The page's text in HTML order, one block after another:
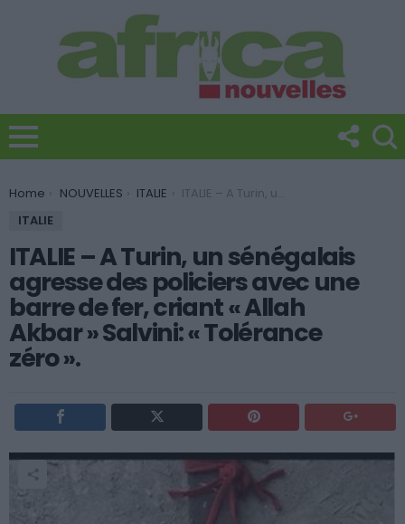
You are here:
Home NOUVELLES ITALIE
ITALIE – A Turin, un sénégalais agresse des policiers avec une barre de fer, criant « Allah Akbar » Salvini: « Tolérance zéro ».
ITALIE
ITALIE – A Turin, un sénégalais
agresse des policiers avec une
barre de fer, criant « Allah
Akbar » Salvini: « Tolérance
zéro ».